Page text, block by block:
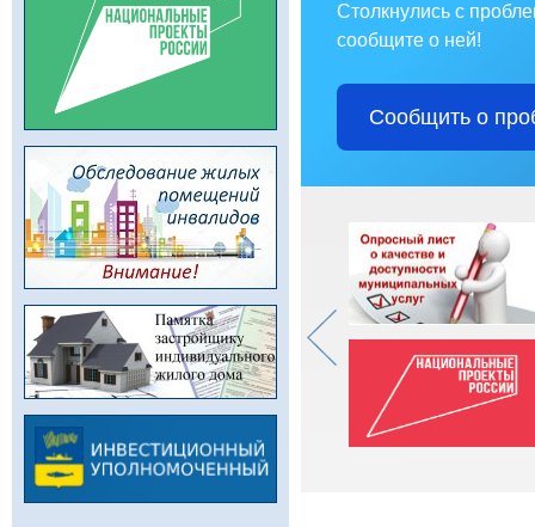
Столкнулись с
сообщите о ней!
Сообщить о